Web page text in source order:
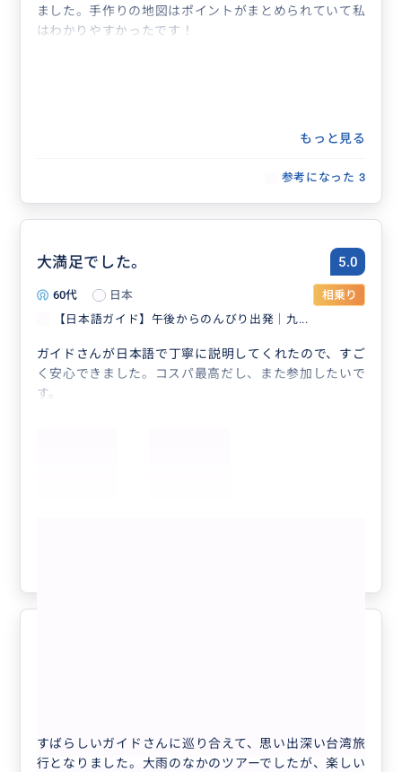
ました。手作りの地図はポイントがまとめられていて私
はわかりやすかったです！
もっと見る
参考になった 3
大満足でした。 5.0
60代 日本
相乗り
【日本語ガイド】午後からのんびり出発｜九...
ガイドさんが日本語で丁寧に説明してくれたので、すご
く安心できました。コスパ最高だし、また参加したいで
す。
すばらしいガイドさんに巡り合えて、思い出深い台湾旅
行となりました。大雨のなかのツアーでしたが、楽しい